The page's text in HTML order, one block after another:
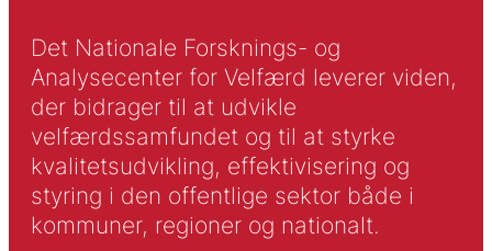
Det Nationale Forsknings- og
Analysecenter for Velfærd leverer viden,
der bidrager til at udvikle
velfærdssamfundet og til at styrke
kvalitetsudvikling, effektivisering og
styring i den offentlige sektor både i
kommuner, regioner og nationalt.